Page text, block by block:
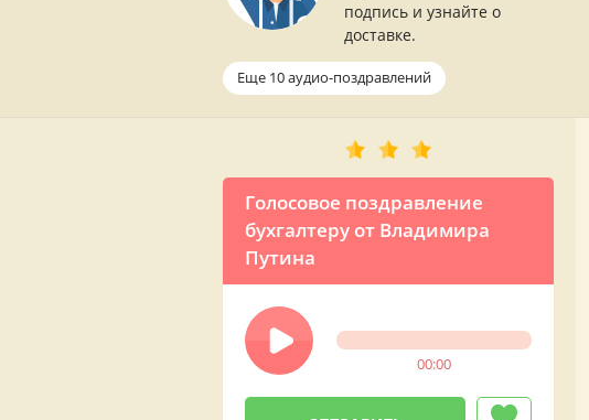
подпись и узнайте о
доставке.
Еще 10 аудио-поздравлений
Голосовое поздравление
бухгалтеру от Владимира
Путина
00:00